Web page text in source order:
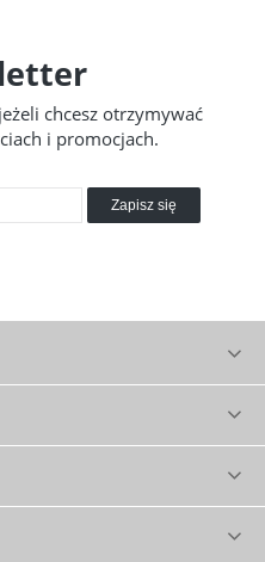
chcesz otrzymywać
i promocjach.
Zapisz się